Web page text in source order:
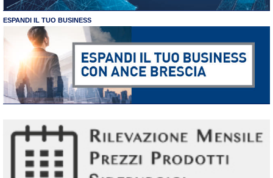
ESPANDI IL TUO BUSINESS